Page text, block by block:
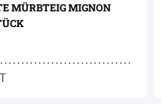
MÜRBTEIG MIGNON